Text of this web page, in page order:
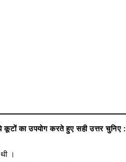
का उपयोग करते हुए सही उत्तर चुनिए :
।